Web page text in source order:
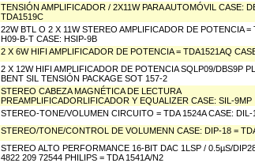
TENSIÓN AMPLIFICADOR / 2X11W PARA AUTOMÓVIL CASE:
TDA1519C
22W BTL O 2 X 11W STEREO AMPLIFICADOR DE POTENCIA =
H09-B-T CASE: HSIP-9B
2 X 6W HIFI AMPLIFICADOR DE POTENCIA = TDA1521AQ
2 X 12W HIFI AMPLIFICADOR DE POTENCIA SQLP09/DBS9P
BENT SIL TENSIÓN PACKAGE SOT 157-2
STEREO CABEZA MAGNÉTICA DE LECTURA
PREAMPLIFICADORLIFICADOR Y EQUALIZER CASE: SIL-9MP
STEREO-TONE/VOLUMEN CIRCUITO = TDA 1524A CASE: DIL-
STEREO/TONE/CONTROL DE VOLUMENN CASE: DIP-18 =
STEREO ALTO PERFORMANCE 16-BIT DAC 1LSP / 0.5µS/
4822 209 72544 PHILIPS = TDA 1541A/N2